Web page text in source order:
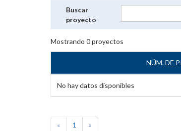
Buscar
proyecto
Mostrando 0proyectos
NÚM. DE
No hay datos disponibles
« 1 »